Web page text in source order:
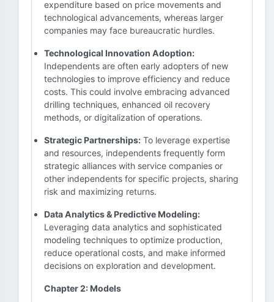
expenditure based on price movements and
technological advancements, whereas larger
companies may face bureaucratic hurdles.
Technological Innovation Adoption:
Independents are often early adopters of new
technologies to improve efficiency and reduce
costs. This could involve embracing advanced
drilling techniques, enhanced oil recovery
methods, or digitalization of operations.
Strategic Partnerships: To leverage expertise
and resources, independents frequently form
strategic alliances with service companies or
other independents for specific projects, sharing
risk and maximizing returns.
Data Analytics & Predictive Modeling:
Leveraging data analytics and sophisticated
modeling techniques to optimize production,
reduce operational costs, and make informed
decisions on exploration and development.
Chapter 2: Models